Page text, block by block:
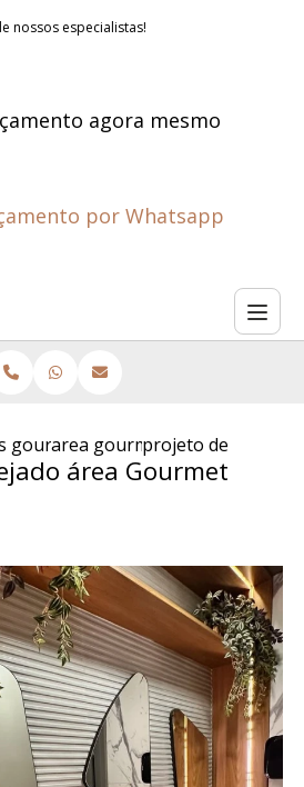
nossos especialistas!
agora mesmo
por Whatsapp
gourmet planejadas
area gourmet externa
projeto de
área Gourmet